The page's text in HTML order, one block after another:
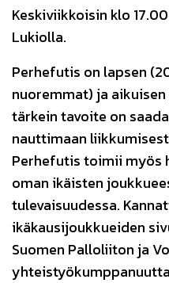
Keskiviikkoisin klo
Lukiolla.
Perhefutis on lapsen
nuoremmat) ja
tärkein tavoite on
nauttimaan
Perhefutis toimii myös
oman ikäisten
tulevaisuudessa.
ikäkausijoukkueiden
Suomen Palloliiton ja